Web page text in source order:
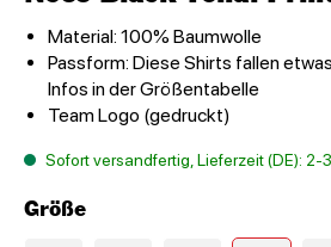
Material: 100% Baumwolle
Passform: Diese Shirts fallen
Infos in der Größentabelle
Team Logo (gedruckt)
Sofort versandfertig, Lieferzeit (DE): 2-
Größe